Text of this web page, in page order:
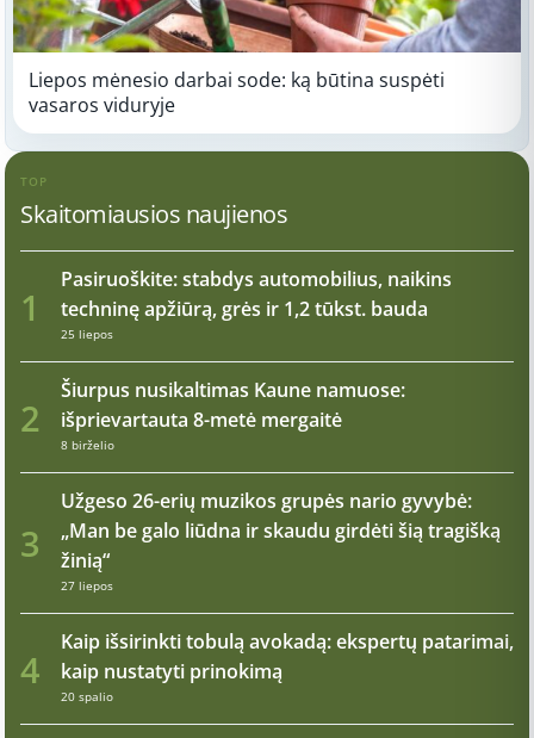
Liepos mėnesio darbai sode: ką būtina suspėti
vasaros viduryje
TOP
Skaitomiausios naujienos
1
Pasiruoškite: stabdys automobilius, naikins
techninę apžiūrą, grės ir 1,2 tūkst. bauda
25 liepos
2
Šiurpus nusikaltimas Kaune namuose:
išprievartauta 8-metė mergaitė
8 birželio
3
Užgeso 26-erių muzikos grupės nario gyvybė:
„Man be galo liūdna ir skaudu girdėti šią tragišką
žinią“
27 liepos
4
Kaip išsirinkti tobulą avokadą: ekspertų patarimai,
kaip nustatyti prinokimą
20 spalio